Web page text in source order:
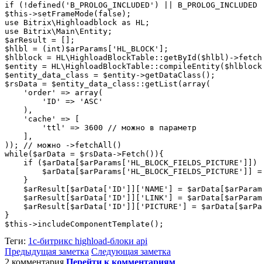
if (!defined('B_PROLOG_INCLUDED') ||
$this->setFrameMode(false);
use Bitrix\Highloadblock as HL;
use Bitrix\Main\Entity;
$arResult = [];
$hlbl = (int)$arParams['HL_BLOCK'];
$hlblock = HL\HighloadBlockTable::getById($hlbl)-
$entity =
$entity_data_class = $entity->getDataClass();
$rsData = $entity_data_class::getList(array(
    'order' => array(
        'ID' => 'ASC'
    ),
    'cache' => [
        'ttl' => 3600 // можно в параметр
    ],
)); // можно ->fetchAll()
while($arData = $rsData->Fetch()){
if ($arData[$arParams['HL_BLOCK_FIELDS_PICTURE']])
$arData[$arParams['HL_BLOCK_FIELDS_PICTURE']]
    }
$arResult[$arData['ID']]['NAME'] =
$arResult[$arData['ID']]['LINK'] =
$arResult[$arData['ID']]['PICTURE'] =
}
$this->includeComponentTemplate();
Теги: 1с-битрикс highload-блоки api
Предыдущая заметка Следующая заметка
2 комментария Перейти к комментариям